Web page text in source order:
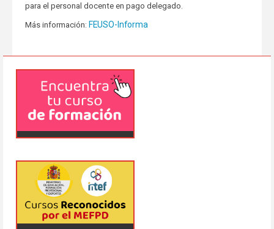
para el personal docente en pago delegado.
Más información: FEUSO-Informa